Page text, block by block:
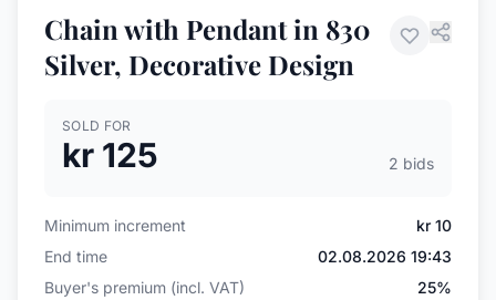
Chain with Pendant in 830
Silver, Decorative Design
SOLD FOR
kr 125 2 bids
Minimum increment
kr 10
End time
02.08.2026 19:43
Buyer's premium (incl. VAT)
25%